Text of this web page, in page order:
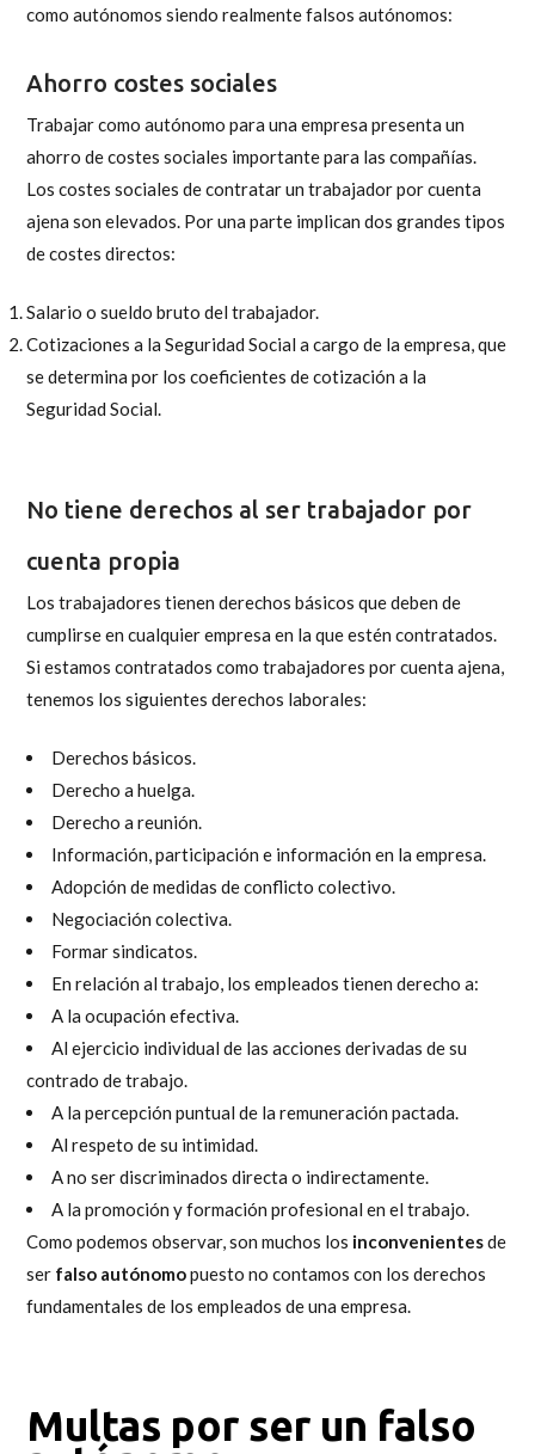
como autónomos siendo realmente falsos autónomos:
Ahorro costes sociales
Trabajar como autónomo para una empresapresenta un
ahorro de costes sociales importante para las compañías.
Los costes sociales de contratar un trabajador por cuenta
ajena son elevados. Por una parte implican dos grandes tipos
de costes directos:
Salario o sueldo bruto del trabajador.
Cotizaciones a la Seguridad Social a cargo de la empresa, que
se determina por los coeficientes de cotización a la
Seguridad Social.
No tiene derechos al ser trabajador por
cuenta propia
Los trabajadores tienen derechos básicos que deben de
cumplirse en cualquier empresa en la que estén contratados.
Si estamos contratados como trabajadores por cuenta ajena,
tenemos los siguientes derechos laborales:
Derechos básicos.
Derecho a huelga.
Derecho a reunión.
Información, participación e información en la empresa.
Adopción de medidas de conflicto colectivo.
Negociación colectiva.
Formar sindicatos.
En relación al trabajo, los empleados tienen derecho a:
A la ocupación efectiva.
Al ejercicio individual de las acciones derivadas de su
contrado de trabajo.
A la percepción puntual de la remuneración pactada.
Al respeto de su intimidad.
A no ser discriminados directa o indirectamente.
A la promoción y formación profesional en el trabajo.
Como podemos observar, son muchos los inconvenientesde
ser falso autónomopuesto no contamos con los derechos
fundamentales de los empleados de una empresa.
Multas por ser un falso